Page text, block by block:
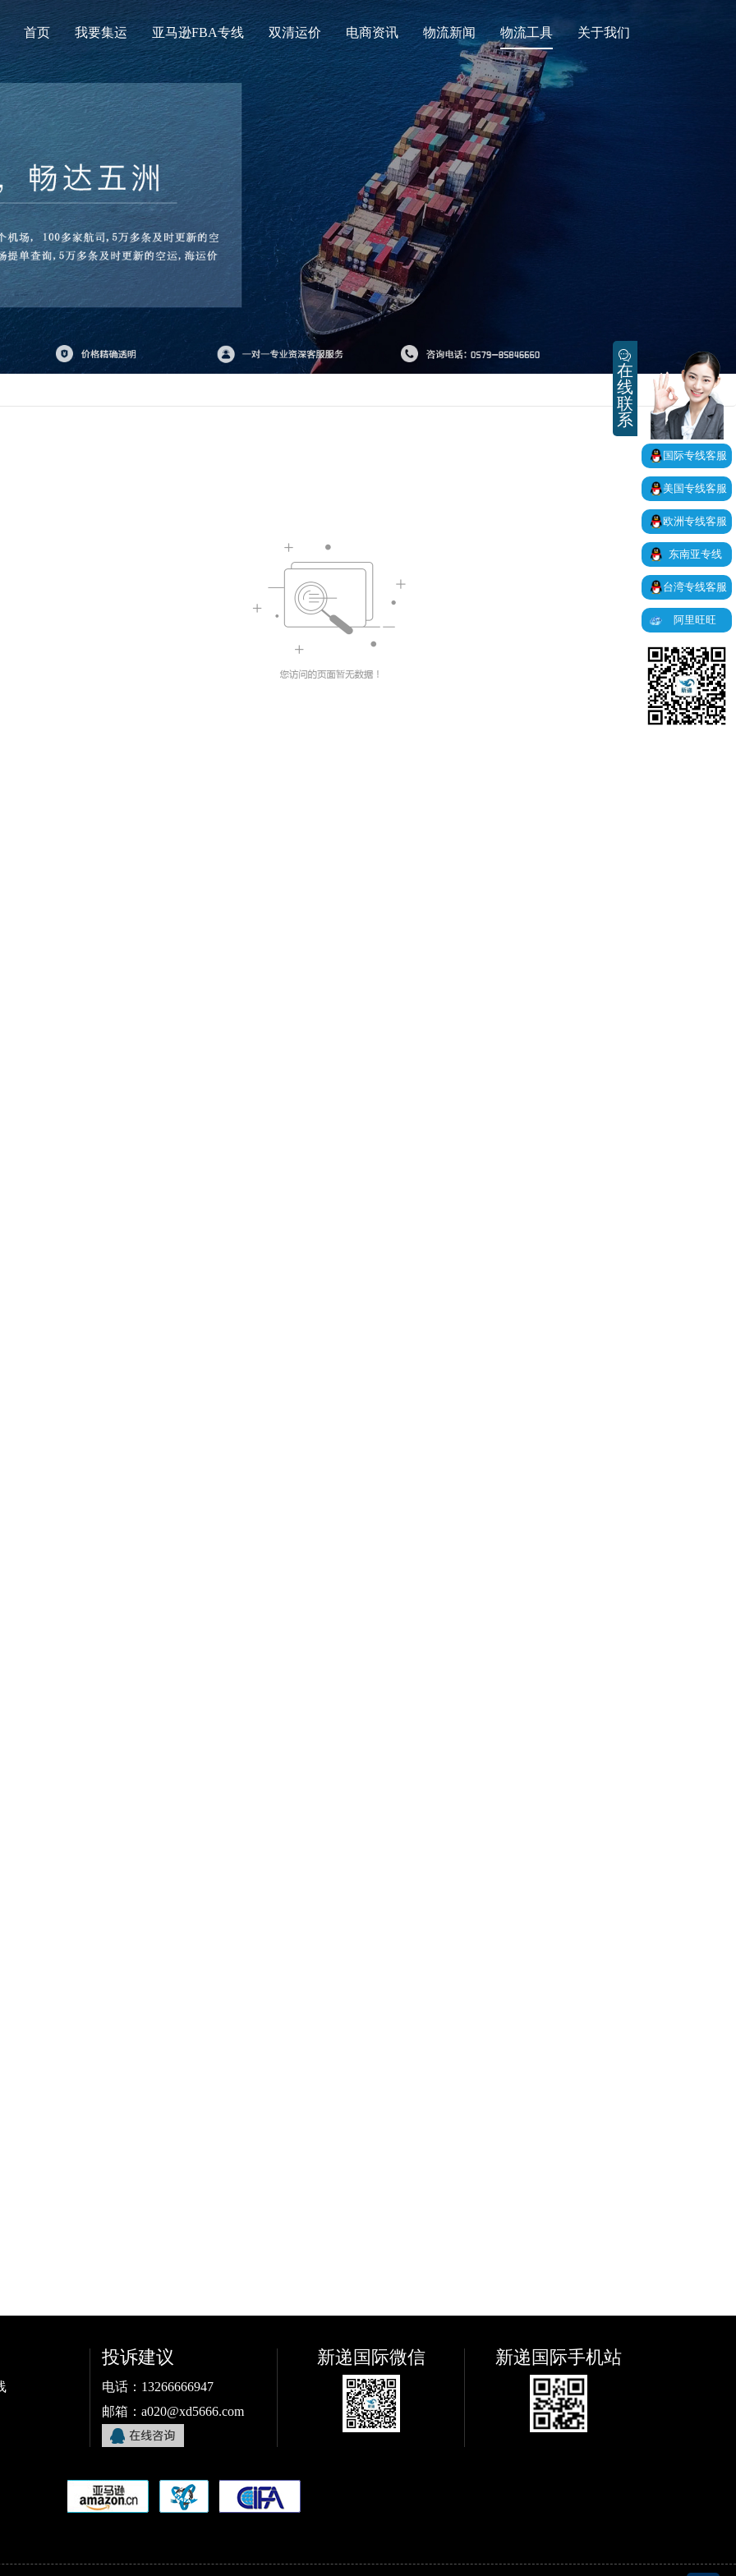
首页 我要集运 亚马逊FBA专线 双清运价 电商资讯 物流新闻 物流工具 关于我们
投诉建议
电话：13266666947
邮箱：a020@xd5666.com
新递国际微信 新递国际手机站
在
线
联
系
国际专线客服
美国专线客服
欧洲专线客服
东南亚专线
台湾专线客服
阿里旺旺